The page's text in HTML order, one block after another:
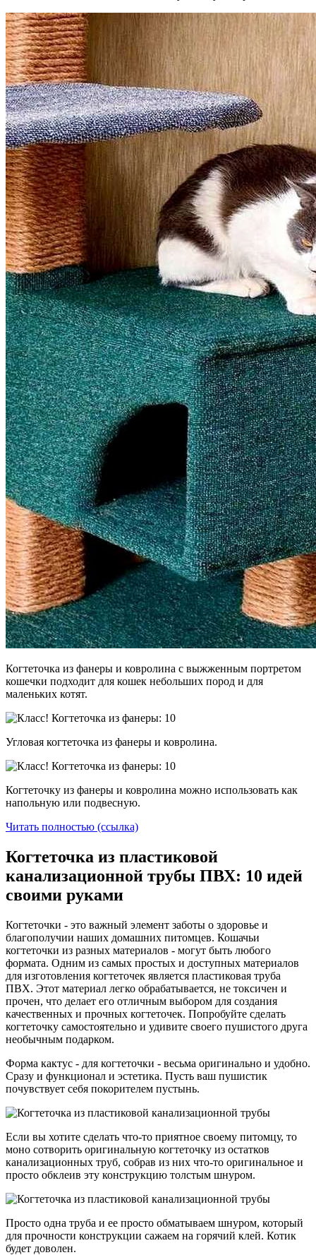
Когтеточка из фанеры и ковролина с выжженным портретом
кошечки подходит для кошек небольших пород и для
маленьких котят.
Угловая когтеточка из фанеры и ковролина.
Когтеточку из фанеры и ковролина можно использовать как
напольную или подвесную.
Читать полностью (ссылка)
Когтеточка из пластиковой
канализационной трубы ПВХ: 10 идей
своими руками
Когтеточки - это важный элемент заботы о здоровье и
благополучии наших домашних питомцев. Кошачьи
когтеточки из разных материалов - могут быть любого
формата. Одним из самых простых и доступных материалов
для изготовления когтеточек является пластиковая труба
ПВХ. Этот материал легко обрабатывается, не токсичен и
прочен, что делает его отличным выбором для создания
качественных и прочных когтеточек. Попробуйте сделать
когтеточку самостоятельно и удивите своего пушистого друга
необычным подарком.
Форма кактус - для когтеточки - весьма оригинально и удобно.
Сразу и функционал и эстетика. Пусть ваш пушистик
почувствует себя покорителем пустынь.
Если вы хотите сделать что-то приятное своему питомцу, то
моно сотворить оригинальную когтеточку из остатков
канализационных труб, собрав из них что-то оригинальное и
просто обклеив эту конструкцию толстым шнуром.
Просто одна труба и ее просто обматываем шнуром, который
для прочности конструкции сажаем на горячий клей. Котик
будет доволен.